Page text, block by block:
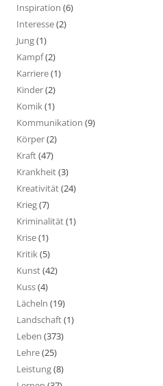
Inspiration (6)
Interesse(2)
Jung(1)
Kampf(2)
Karriere(1)
Kinder(2)
Komik(1)
Kommunikation (9)
Körper(2)
Kraft(47)
Krankheit(3)
Kreativität(24)
Krieg(7)
Kriminalität(1)
Krise(1)
Kritik(5)
Kunst(42)
Kuss(4)
Lächeln (19)
Landschaft(1)
Leben (373)
Lehre(25)
Leistung(8)